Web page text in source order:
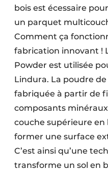
bois est écessaire
un parquet
Comment ça
fabrication innovant !
Powder est utilisée
Lindura. La poudre
fabriquée à partir de
composants
couche supérieure en
former une surface
C’est ainsi qu’une
transforme un sol en